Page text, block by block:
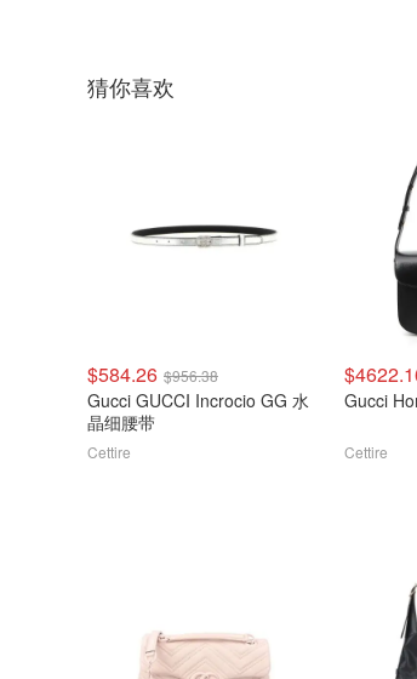
猜你喜欢
$584.26 $956.38
Gucci GUCCI Incrocio GG 水
晶细腰带
Cettire
Gucci
Cettire